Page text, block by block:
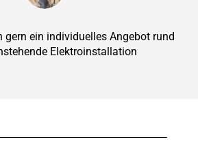
gern ein individuelles Angebot rund
Elektroinstallation